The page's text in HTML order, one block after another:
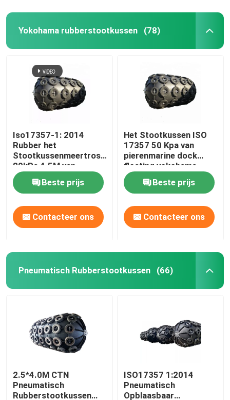
Yokohama rubberstootkussen (78)
Iso17357-1: 2014
Rubber het
Stootkussenmeertros
80kPa 4.5M van
Yokohama
Beste prijs
Contacteer ons
Het Stootkussen ISO
17357 50 Kpa van
pierenmarine dock
floating yokohama
rubber
Beste prijs
Contacteer ons
Pneumatisch Rubberstootkussen (66)
2.5*4.0M CTN
Pneumatisch
Rubberstootkussen
ISO17357 1:2014
Pneumatisch
Opblaasbaar